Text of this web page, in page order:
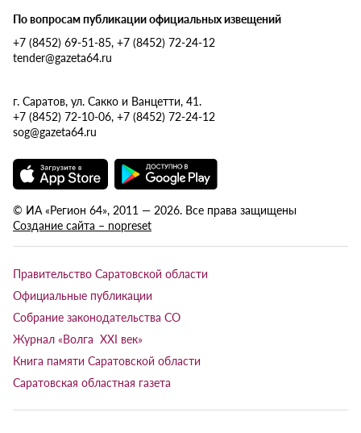
По вопросам публикации официальных извещений
+7 (8452) 69-51-85, +7 (8452) 72-24-12
tender@gazeta64.ru
г. Саратов, ул. Сакко и Ванцетти, 41.
+7 (8452) 72-10-06, +7 (8452) 72-24-12
sog@gazeta64.ru
© ИА «Регион 64», 2011 — 2026. Все права защищены
Создание сайта – nopreset
Правительство Саратовской области
Официальные публикации
Собрание законодательства СО
Журнал «Волга XXI век»
Книга памяти Саратовской области
Саратовская областная газета